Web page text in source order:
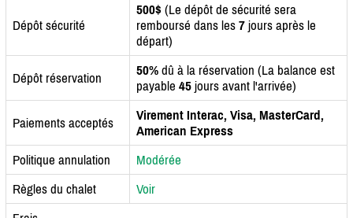
Dépôt sécurité
500$ (Le dépôt de sécurité sera
remboursé dans les 7 jours après le
départ)
Dépôt réservation 50% dû à la réservation (La balance est
payable 45 jours avant l'arrivée)
Paiements acceptés
Virement Interac, Visa, MasterCard,
American Express
Politique annulation
Modérée
Règles du chalet
Voir